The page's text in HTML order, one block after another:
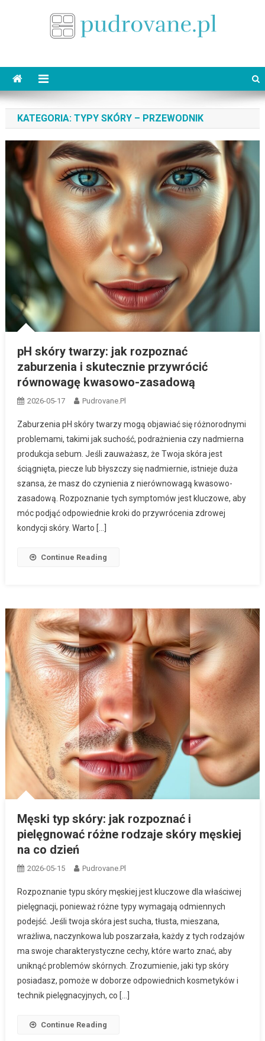
KATEGORIA: TYPY SKÓRY – PRZEWODNIK
pH skóry twarzy: jak rozpoznać
zaburzenia i skutecznie przywrócić
równowagę kwasowo-zasadową
2026-05-17 Pudrovane.pl
Zaburzenia pH skóry twarzy mogą objawiać się różnorodnymi
problemami, takimi jak suchość, podrażnienia czy nadmierna
produkcja sebum. Jeśli zauważasz, że Twoja skóra jest
ściągnięta, piecze lub błyszczy się nadmiernie, istnieje duża
szansa, że masz do czynienia z nierównowagą kwasowo-
zasadową. Rozpoznanie tych symptomów jest kluczowe, aby
móc podjąć odpowiednie kroki do przywrócenia zdrowej
kondycji skóry. Warto […]
Continue Reading
Męski typ skóry: jak rozpoznać i
pielęgnować różne rodzaje skóry męskiej
na co dzień
2026-05-15 Pudrovane.pl
Rozpoznanie typu skóry męskiej jest kluczowe dla właściwej
pielęgnacji, ponieważ różne typy wymagają odmiennych
podejść. Jeśli twoja skóra jest sucha, tłusta, mieszana,
wrażliwa, naczynkowa lub poszarzała, każdy z tych rodzajów
ma swoje charakterystyczne cechy, które warto znać, aby
uniknąć problemów skórnych. Zrozumienie, jaki typ skóry
posiadasz, pomoże w doborze odpowiednich kosmetyków i
technik pielęgnacyjnych, co […]
Continue Reading